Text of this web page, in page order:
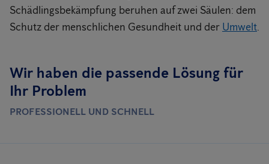
Schädlingsbekämpfung beruhen auf zwei Säulen: dem
Schutz der menschlichen Gesundheit und der Umwelt.
Wir haben die passende Lösung für
Ihr Problem
PROFESSIONELL UND SCHNELL